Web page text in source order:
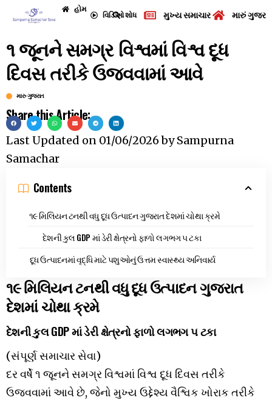
હોમ
વિડિઓશોધ મુખ્ય સમાચાર મારું
૧ જૂનને સમગ્ર વિશ્વમાં વિશ્વ દૂધ
દિવસ તરીકે ઉજવવામાં આવે
મારુ ગુજરાત
Share this Article:
Last Updated on 01/06/2026bySampurna
Samachar
Contents
૧૯ મિલિયન ટનથી વધુ દૂધ ઉત્પાદન ગુજરાત દેશમાં ચોથા ક્રમે
દેશની કુલ GDP માં ડેરી ક્ષેત્રનો ફાળો લગભગ ૫ ટકા
દૂધ ઉત્પાદનમાં વૃદ્ધિ માટે પશુઓનું ઉત્તમ સ્વાસ્થ્ય અનિવાર્ય
૧૯ મિલિયન ટનથી વધુ દૂધ ઉત્પાદન ગુજરાત
દેશમાં ચોથા ક્રમે
દેશની કુલ GDP માં ડેરી ક્ષેત્રનો ફાળો લગભગ ૫ ટકા
(સંપૂર્ણ સમાચાર સેવા)
દર વર્ષે ૧ જૂનને સમગ્ર વિશ્વમાં વિશ્વ દૂધ દિવસ તરીકે
ઉજવવામાં આવે છે, જેનો મુખ્ય ઉદ્દેશ્ય વૈશ્વિક ખોરાક તરીકે